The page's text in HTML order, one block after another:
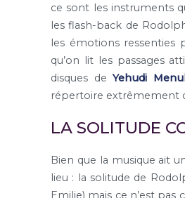
ce sont les instruments
les flash-back de
les émotions ressenties
qu’on lit les passages
disques deYehudi
répertoire extrêmement
LA SOLITUDE
Bien que la musique ait
lieu : la solitude de
Emilie) mais ce n’est pas